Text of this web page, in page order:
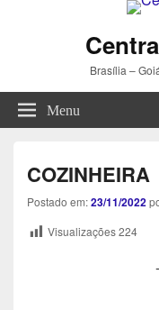
Brasília –
Menu
COZINHEIRA
Postado em:23/11/2022
Visualizações224